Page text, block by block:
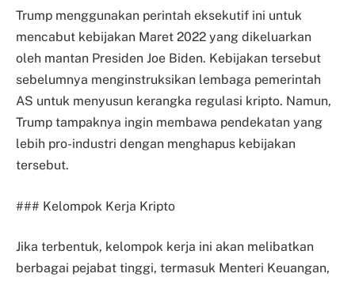
Trump menggunakan perintah eksekutif ini untuk
mencabut kebijakan Maret 2022 yang dikeluarkan
oleh mantan Presiden Joe Biden. Kebijakan tersebut
sebelumnya menginstruksikan lembaga pemerintah
AS untuk menyusun kerangka regulasi kripto. Namun,
Trump tampaknya ingin membawa pendekatan yang
lebih pro-industri dengan menghapus kebijakan
tersebut.
### Kelompok Kerja Kripto
Jika terbentuk, kelompok kerja ini akan melibatkan
berbagai pejabat tinggi, termasuk Menteri Keuangan,